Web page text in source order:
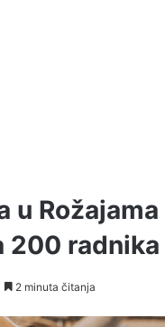
u Rožajama
200 radnika
2 minuta čitanja